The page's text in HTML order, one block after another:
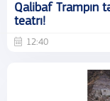
Qalibaf Trampın
teatrı!
12:40